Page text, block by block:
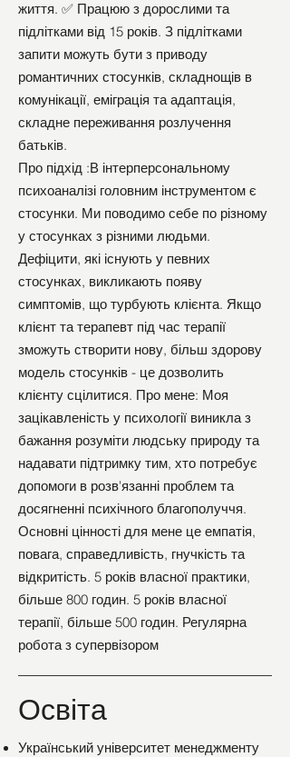
життя. ✅ Працюю з дорослими та
підлітками від 15 років. З підлітками
запити можуть бути з приводу
романтичних стосунків, складнощів в
комунікації, еміграція та адаптація,
складне переживання розлучення
батьків.
Про підхід :В інтерперсональному
психоаналізі головним інструментом є
стосунки. Ми поводимо себе по різному
у стосунках з різними людьми.
Дефіцити, які існують у певних
стосунках, викликають появу
симптомів, що турбують клієнта. Якщо
клієнт та терапевт під час терапії
зможуть створити нову, більш здорову
модель стосунків - це дозволить
клієнту сцілитися. Про мене: Моя
зацікавленість у психології виникла з
бажання розуміти людську природу та
надавати підтримку тим, хто потребує
допомоги в розв'язанні проблем та
досягненні психічного благополуччя.
Основні цінності для мене це емпатія,
повага, справедливість, гнучкість та
відкритість. 5 років власної практики,
більше 800 годин. 5 років власної
терапії, більше 500 годин. Регулярна
робота з супервізором
Освіта
Український університет менеджменту